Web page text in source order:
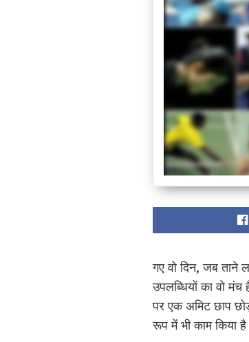
गए वो दिन, जब
उपलब्धियों का वो
पर एक अमिट छाप
रूप में भी काम किया